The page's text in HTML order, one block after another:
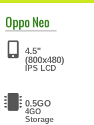
OppoNeo
4.5"
(800x480)
IPS LCD
0.5GO
4GO
Storage